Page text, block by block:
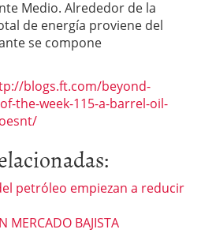
Medio. Alrededor de la
de energía proviene del
se compone
blogs.ft.com/beyond-
the-week-115-a-barrel-oil-
petróleo empiezan a reducir
MERCADO BAJISTA